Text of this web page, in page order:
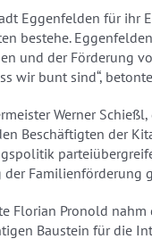
Eggenfelden für ihr
bestehe.
und der Förderung
wir bunt sind“,
Werner
Beschäftigten der
Familienförderung
Florian Pronold
Baustein für die